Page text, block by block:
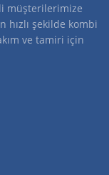
müşterilerimize
hızlı şekilde kombi
ve tamiri için